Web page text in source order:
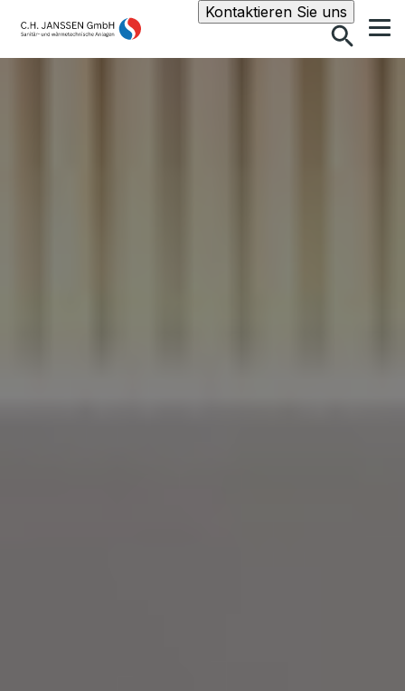
Kontaktieren Sie unsSuche